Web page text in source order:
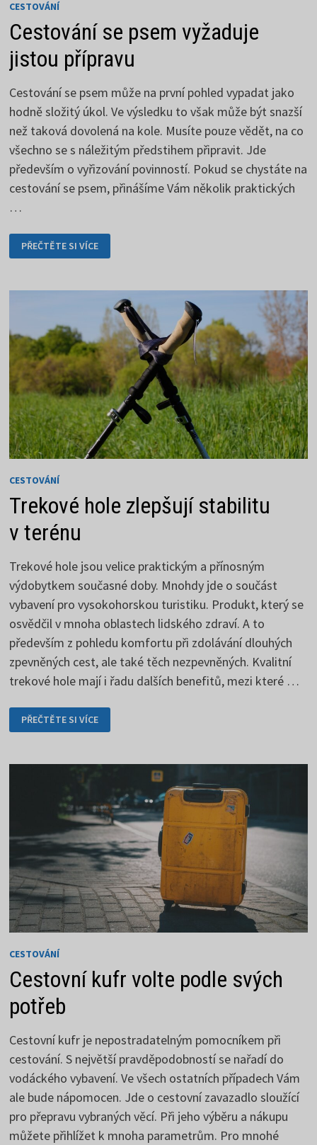
CESTOVÁNÍ
Cestování se psem vyžaduje
jistou přípravu
Cestování se psem může na první pohled vypadat jako
hodně složitý úkol. Ve výsledku to však může být snazší
než taková dovolená na kole. Musíte pouze vědět, na co
všechno se s náležitým předstihem připravit. Jde
především o vyřizování povinností. Pokud se chystáte na
cestování se psem, přinášíme Vám několik praktických
…
CESTOVÁNÍ
SE
PSEM
PŘÍPRAVU
PŘEČTĚTE SI VÍCE
CESTOVÁNÍ
Trekové hole zlepšují stabilitu
v terénu
Trekové hole jsou velice praktickým a přínosným
výdobytkem současné doby. Mnohdy jde o součást
vybavení pro vysokohorskou turistiku. Produkt, který se
osvědčil v mnoha oblastech lidského zdraví. A to
především z pohledu komfortu při zdolávání dlouhých
zpevněných cest, ale také těch nezpevněných. Kvalitní
trekové hole mají i řadu dalších benefitů, mezi které …
TREKOVÉ
HOLE
ZLEPŠUJÍ
PŘEČTĚTE SI VÍCE
CESTOVÁNÍ
Cestovní kufr volte podle svých
potřeb
Cestovní kufr je nepostradatelným pomocníkem při
cestování. S největší pravděpodobností se nařadí do
vodáckého vybavení. Ve všech ostatních případech Vám
ale bude nápomocen. Jde o cestovní zavazadlo sloužící
pro přepravu vybraných věcí. Při jeho výběru a nákupu
můžete přihlížet k mnoha parametrům. Pro mnohé